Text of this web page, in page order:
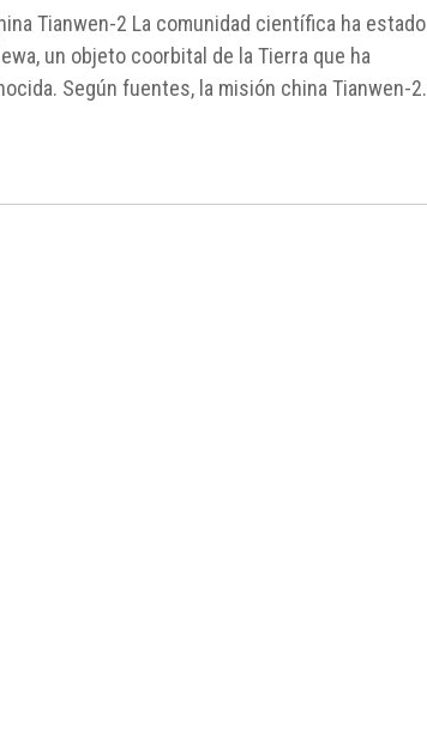
Tianwen-2 La comunidad científica ha estado
un objeto coorbital de la Tierra que ha
Según fuentes, la misión china Tianwen-2